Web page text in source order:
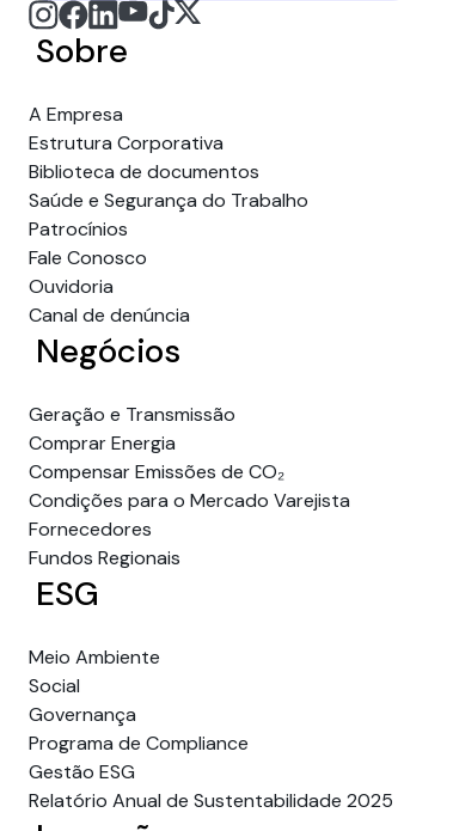
Sobre
A Empresa
Estrutura Corporativa
Biblioteca de documentos
Saúde e Segurança do Trabalho
Patrocínios
Fale Conosco
Ouvidoria
Canal de denúncia
Negócios
Geração e Transmissão
Comprar Energia
Compensar Emissões de CO₂
Condições para o Mercado Varejista
Fornecedores
Fundos Regionais
ESG
Meio Ambiente
Social
Governança
Programa de Compliance
Gestão ESG
Relatório Anual de Sustentabilidade 2025